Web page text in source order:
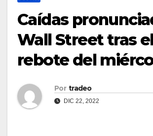
Caídas
Wall Street tras
rebote del
Por tradeo
DIC 22, 2022